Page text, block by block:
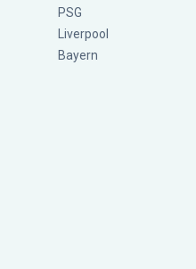
PSG
Liverpool
Bayern